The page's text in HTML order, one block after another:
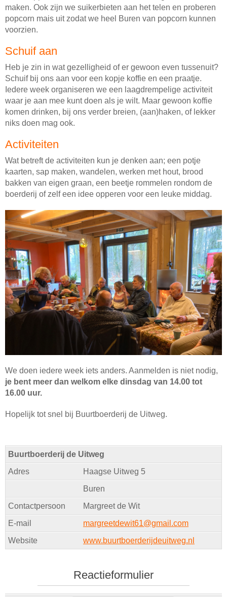
maken. Ook zijn we suikerbieten aan het telen en proberen
popcorn mais uit zodat we heel Buren van popcorn kunnen
voorzien.
Schuif aan
Heb je zin in wat gezelligheid of er gewoon even tussenuit?
Schuif bij ons aan voor een kopje koffie en een praatje.
Iedere week organiseren we een laagdrempelige activiteit
waar je aan mee kunt doen als je wilt. Maar gewoon koffie
komen drinken, bij ons verder breien, (aan)haken, of lekker
niks doen mag ook.
Activiteiten
Wat betreft de activiteiten kun je denken aan; een potje
kaarten, sap maken, wandelen, werken met hout, brood
bakken van eigen graan, een beetje rommelen rondom de
boerderij of zelf een idee opperen voor een leuke middag.
We doen iedere week iets anders. Aanmelden is niet nodig,
je bent meer dan welkom elke dinsdag van 14.00 tot
16.00 uur.
Hopelijk tot snel bij Buurtboerderij de Uitweg.
Buurtboerderij de Uitweg
Adres
Haagse Uitweg 5
Buren
Contactpersoon
Margreet de Wit
E-mail
margreetdewit61@gmail.com
Website
www.buurtboerderijdeuitweg.nl
Reactieformulier